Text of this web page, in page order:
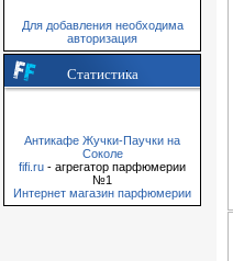
Для добавления необходима
авторизация
Статистика
Антикафе Жучки-Паучки на
Соколе
fifi.ru - агрегатор парфюмерии
№1
Интернет магазин парфюмерии